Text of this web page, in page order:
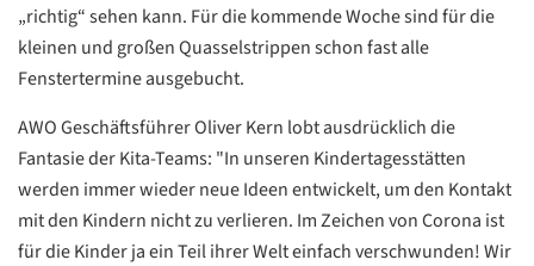
„richtig“ sehen kann. Für die kommende Woche sind für die
kleinen und großen Quasselstrippen schon fast alle
Fenstertermine ausgebucht.
AWO Geschäftsführer Oliver Kern lobt ausdrücklich die
Fantasie der Kita-Teams: "In unseren Kindertagesstätten
werden immer wieder neue Ideen entwickelt, um den Kontakt
mit den Kindern nicht zu verlieren. Im Zeichen von Corona ist
für die Kinder ja ein Teil ihrer Welt einfach verschwunden! Wir
Datenschutzerklärung
Datenschutzerklärung
Google
Datenschutzerklärung
Übersetzen